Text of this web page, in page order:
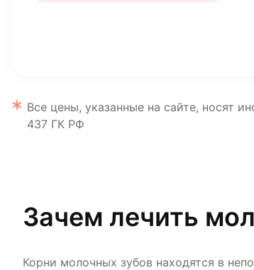
Все цены, указанные на сайте, носят
437 ГК РФ
Зачем лечить
Корни молочных зубов находятся в